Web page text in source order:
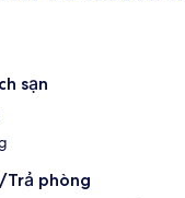
sạn
Trả phòng